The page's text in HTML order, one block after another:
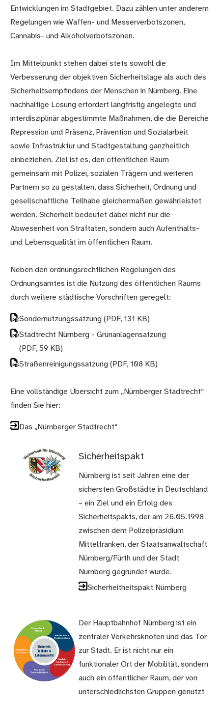
Entwicklungen im Stadtgebiet. Dazu zählen unter anderem
Regelungen wie Waffen- und Messerverbotszonen,
Cannabis- und Alkoholverbotszonen.
Im Mittelpunkt stehen dabei stets sowohl die
Verbesserung der objektiven Sicherheitslage als auch des
Sicherheitsempfindens der Menschen in Nürnberg. Eine
nachhaltige Lösung erfordert langfristig angelegte und
interdisziplinär abgestimmte Maßnahmen, die die Bereiche
Repression und Präsenz, Prävention und Sozialarbeit
sowie Infrastruktur und Stadtgestaltung ganzheitlich
einbeziehen. Ziel ist es, den öffentlichen Raum
gemeinsam mit Polizei, sozialen Trägern und weiteren
Partnern so zu gestalten, dass Sicherheit, Ordnung und
gesellschaftliche Teilhabe gleichermaßen gewährleistet
werden. Sicherheit bedeutet dabei nicht nur die
Abwesenheit von Straftaten, sondern auch Aufenthalts-
und Lebensqualität im öffentlichen Raum.
Neben den ordnungsrechtlichen Regelungen des
Ordnungsamtes ist die Nutzung des öffentlichen Raums
durch weitere städtische Vorschriften geregelt:
Sondernutzungssatzung(PDF, 131 KB)
Stadtrecht Nürnberg - Grünanlagensatzung
(PDF, 59 KB)
Straßenreinigungssatzung(PDF, 108 KB)
Eine vollständige Übersicht zum „Nürnberger Stadtrecht“
finden Sie hier:
Das „Nürnberger Stadtrecht“
Sicherheitspakt
Nürnberg ist seit Jahren eine der
sichersten Großstädte in Deutschland
– ein Ziel und ein Erfolg des
Sicherheitspakts, der am 26.05.1998
zwischen dem Polizeipräsidium
Mittelfranken, der Staatsanwaltschaft
Nürnberg/Fürth und der Stadt
Nürnberg gegründet wurde.
Sicherheitheitspakt Nürnberg
Der Hauptbahnhof Nürnberg ist ein
zentraler Verkehrsknoten und das Tor
zur Stadt. Er ist nicht nur ein
funktionaler Ort der Mobilität, sondern
auch ein öffentlicher Raum, der von
unterschiedlichsten Gruppen genutzt